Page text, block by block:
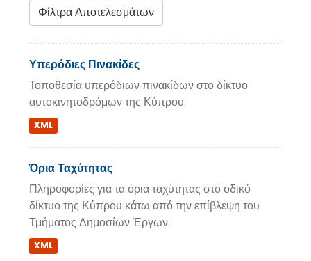
Φίλτρα Αποτελεσμάτων
Υπερόδιες Πινακίδες
Τοποθεσία υπερόδιων πινακίδων στο δίκτυο
αυτοκινητοδρόμων της Κύπρου.
XML
Όρια Ταχύτητας
Πληροφορίες για τα όρια ταχύτητας στο οδικό
δίκτυο της Κύπρου κάτω από την επίβλεψη του
Τμήματος Δημοσίων Έργων.
XML